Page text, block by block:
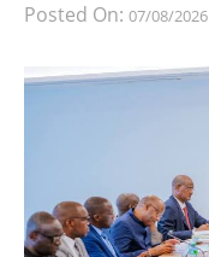
Posted On: 07/08/2026